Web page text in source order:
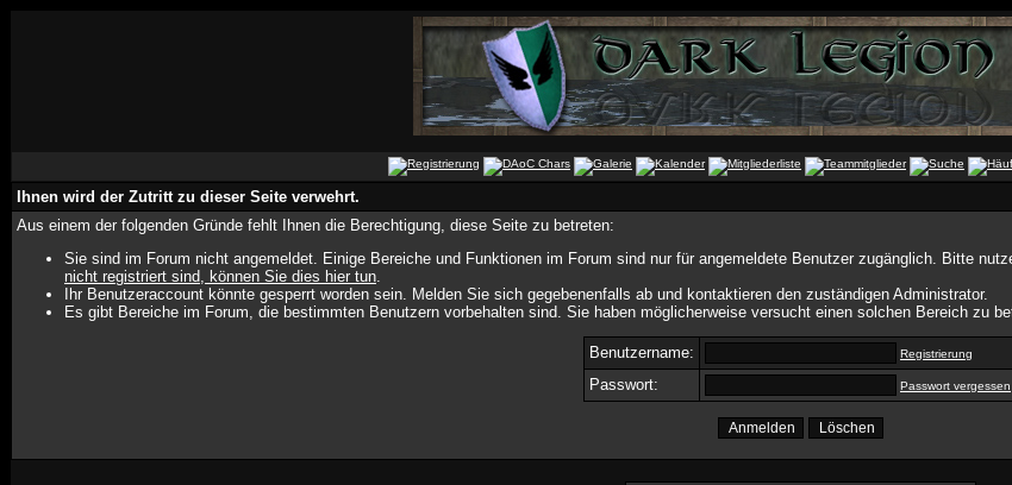
Ihnen wird der Zutritt zu dieser Seite verwehrt.
Aus einem der folgenden Gründe fehlt Ihnen die Berechtigung, diese Seite zu betreten:
Sie sind im Forum nicht angemeldet. Einige Bereiche und Funktionen im Forum sind nur für angemeldete Benutzer zugänglich. Bitte
nicht registriert sind, können Sie dies hier tun.
Ihr Benutzeraccount könnte gesperrt worden sein. Melden Sie sich gegebenenfalls ab und kontaktieren den zuständigen Administrator.
Es gibt Bereiche im Forum, die bestimmten Benutzern vorbehalten sind. Sie haben möglicherweise versucht einen solchen Bereich zu
Benutzername: Registrierung
Passwort: Passwort vergessen